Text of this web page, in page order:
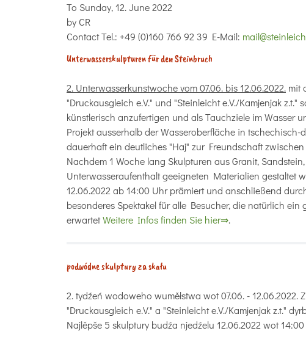
To Sunday, 12. June 2022
by CR
ContactTel.: +49 (0)160 766 92 39 E-Mail:
Unterwasserskulpturen für den Steinbruch
2. Unterwasserkunstwoche vom 07.06. bis 12.06.2022. mit
"Druckausgleich e.V." und "Steinleicht e.V./Kamjenjak
künstlerisch anzufertigen und als Tauchziele im Wasser
Projekt ausserhalb der Wasseroberfläche in
dauerhaft ein deutliches "Haj" zur Freundschaft
Nachdem 1 Woche lang Skulpturen aus Granit,
Unterwasseraufenthalt geeigneten Materialien gestaltet
12.06.2022 ab 14:00 Uhr prämiert und anschließend
besonderes Spektakel für alle Besucher, die natürlich
erwartetWeitere Infos finden Sie hier⇒.
podwódne skulptury za skału
2. tydźeń wodoweho wuměłstwa wot 07.06. -
"Druckausgleich e.V." a "Steinleicht e.V./Kamjenjak z.t."
Najlěpše 5 skulptury budźa njedźelu 12.06.2022 wot